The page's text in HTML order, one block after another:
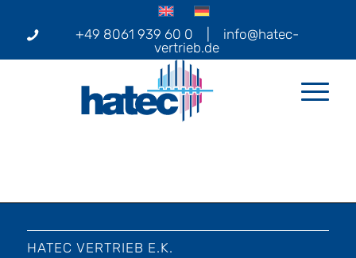
+49 8061 939 60 0
info@hatec-
vertrieb.de
HATEC VERTRIEB E.K.